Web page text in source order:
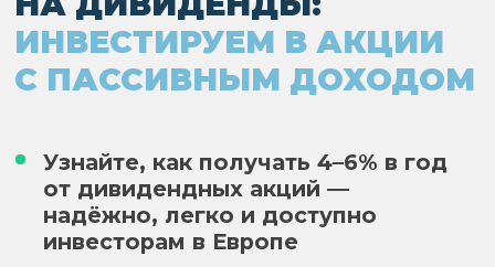
Узнайте, как получать 4–6% в год
от дивидендных акций —
надёжно, легко и доступно
инвесторам в Европе
ПОЛУЧИТЬ ДОСТУП К ЛЕКЦИИ